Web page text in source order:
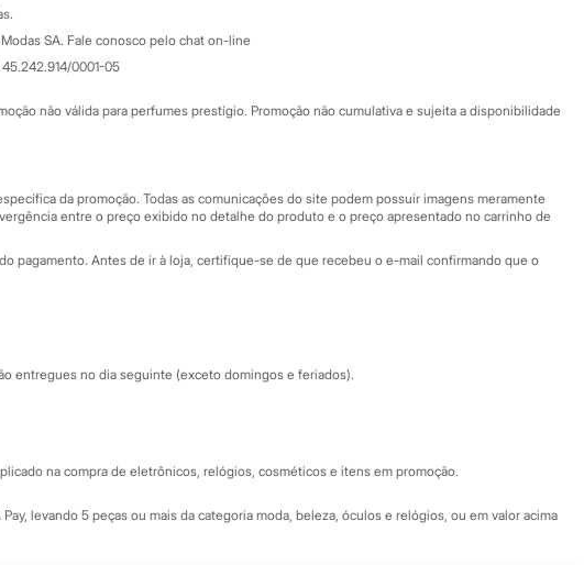
Atendimento
Fale conosco
Central de ética
Eventos
SA. Fale conosco pelo chat on-line
0001-05
não válida para perfumes prestígio. Promoção não cumulativa e sujeita a disponibilidade
da promoção. Todas as comunicações do site podem possuir imagens meramente
entre o preço exibido no detalhe do produto e o preço apresentado no carrinho de
pagamento. Antes de ir à loja, certifique-se de que recebeu o e-mail confirmando que o
entregues no dia seguinte (exceto domingos e feriados).
na compra de eletrônicos, relógios, cosméticos e itens em promoção.
levando 5 peças ou mais da categoria moda, beleza, óculos e relógios, ou em valor acima